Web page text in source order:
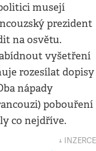
musejí
prezident
na osvětu.
vyšetření
rozesílat dopisy
nápady
pobouření
co nejdříve.
↓ INZERCE